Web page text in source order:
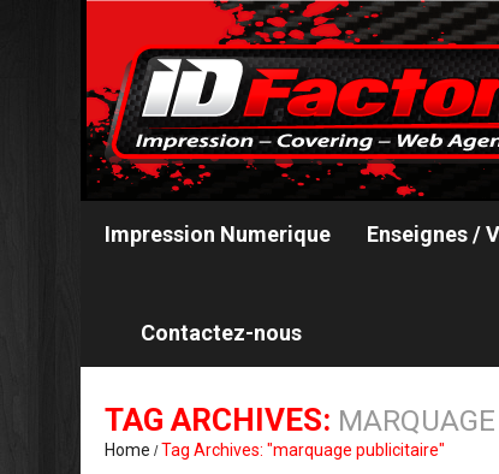
Impression Numerique Enseignes /
Contactez-nous
TAG ARCHIVES:
Home Tag Archives: "marquage publicitaire"